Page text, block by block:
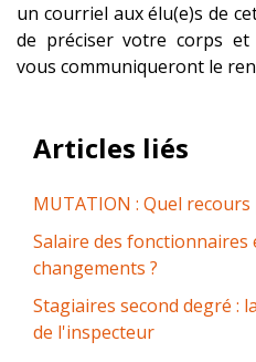
un courriel aux élu(e)s de
de préciser votre corps et
vous communiqueront le
Articles liés
MUTATION : Quel
Salaire des fonctionnaires
changements ?
Stagiaires second degré :
de l'inspecteur